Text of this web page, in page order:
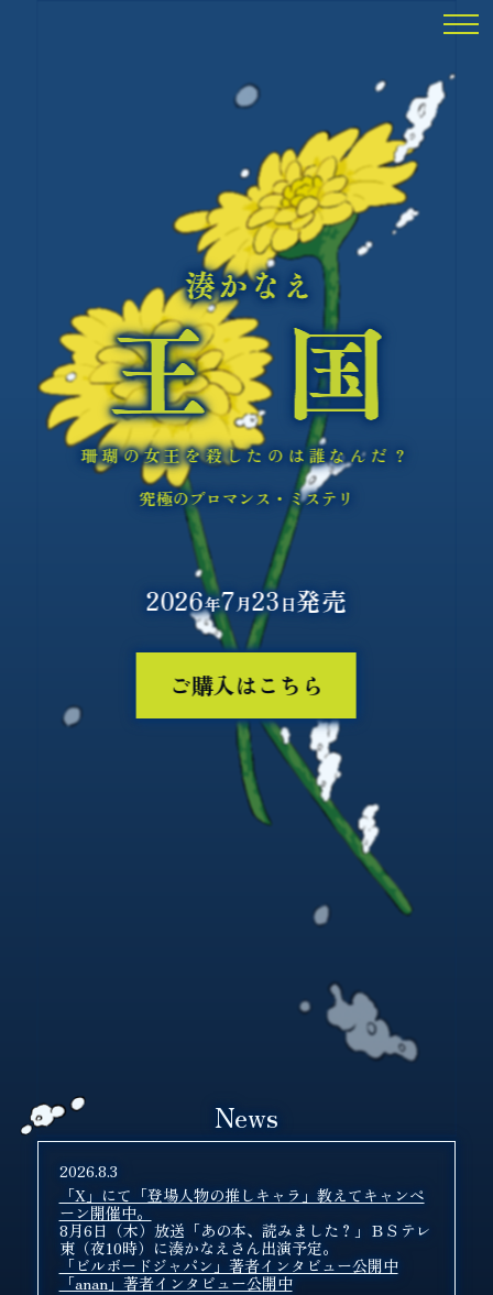
珊瑚の女王を殺したのは誰なんだ？
究極のブロマンス・ミステリ
2026年7月23日発売
ご購入はこちら
News
2026.8.3
「X」にて「登場人物の推しキャラ」教えてキャンペ
ーン開催中。
8月6日（木）放送「あの本、読みました？」ＢＳテレ
東（夜10時）に湊かなえさん出演予定。
「ビルボードジャパン」著者インタビュー公開中
「anan」著者インタビュー公開中